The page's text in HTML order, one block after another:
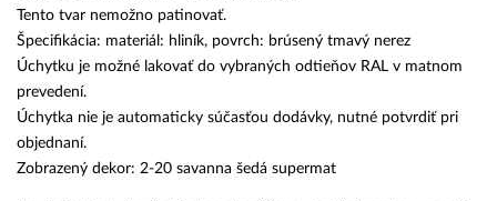
Tento tvar nemožno patinovať.
Špecifikácia: materiál: hliník, povrch: brúsený tmavý nerez
Úchytku je možné lakovať do vybraných odtieňov RAL v matnom
prevedení.
Úchytka nie je automaticky súčasťou dodávky, nutné potvrdiť pri
objednaní.
Zobrazený dekor: 2-20 savanna šedá supermat